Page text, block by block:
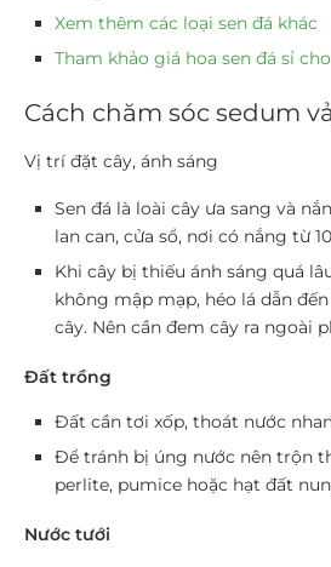
Xem thêm các loại sen đá khác
Tham khảo giá hoa sen đá sỉ
Cách chăm sóc sedum
Vị trí đặt cây, ánh sáng
Sen đá là loài cây ưa sang và
lan can, cửa sổ, nơi có nắng từ
Khi cây bị thiếu ánh sáng quá
không mập mạp, héo lá dẫn
cây. Nên cần đem cây ra ngoài
Đất trồng
Đất cần tơi xốp, thoát nước
Để tránh bị úng nước nên trộn
perlite, pumice hoặc hạt đất
Nước tưới